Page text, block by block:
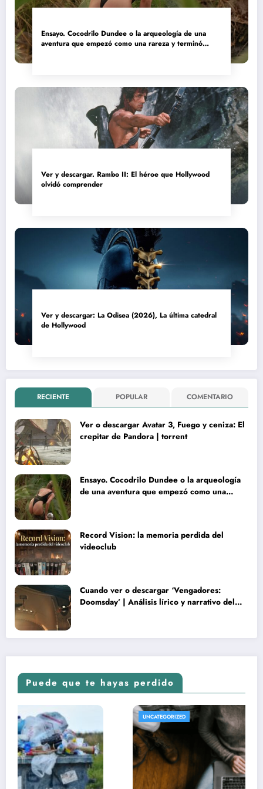
Ensayo. Cocodrilo Dundee o la arqueología de una
aventura que empezó como una rareza y terminó
Ver y descargar. Rambo II: El héroe que Hollywood
olvidó comprender
Ver y descargar: La Odisea (2026), La última catedral
de Hollywood
RECIENTE POPULAR COMENTARIO
Ver o descargar Avatar 3, Fuego y ceniza: El
crepitar de Pandora | torrent
Ensayo. Cocodrilo Dundee o la arqueología
de una aventura que empezó como una
Record Vision: la memoria perdida del
videoclub
Cuando ver o descargar ‘Vengadores:
Doomsday’ | Análisis lírico y narrativo del
Puede que te hayas perdido
UNCATEGORIZED